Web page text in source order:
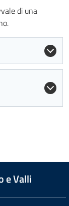
di una
e Valli